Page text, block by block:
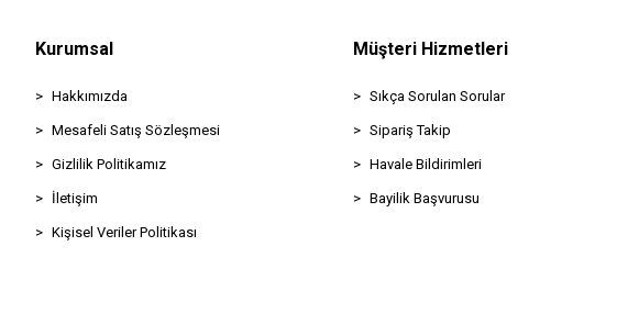
Kurumsal
Hakkımızda
Mesafeli Satış Sözleşmesi
Gizlilik Politikamız
İletişim
Kişisel Veriler Politikası
Müşteri Hizmetleri
Sıkça Sorulan Sorular
Sipariş Takip
Havale Bildirimleri
Bayilik Başvurusu